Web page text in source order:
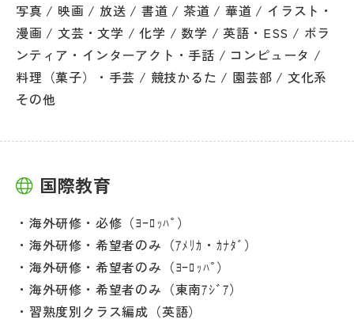
写真 / 映画 / 放送 / 書道 / 茶道 / 華道 / イラスト・
漫画 / 文芸・文学 / 化学 / 数学 / 英語・ESS / ボラ
ンティア・インターアクト・手話 / コンピュータ /
料理（菓子）・手芸 / 競技かるた / 園芸部 / 文化系
その他
国際教育
海外研修・必修（ﾖｰﾛｯﾊﾟ）
海外研修・希望者のみ（ｱﾒﾘｶ・ｶﾅﾀﾞ）
海外研修・希望者のみ（ﾖｰﾛｯﾊﾟ）
海外研修・希望者のみ（東南ｱｼﾞｱ）
習熟度別クラス編成（英語）